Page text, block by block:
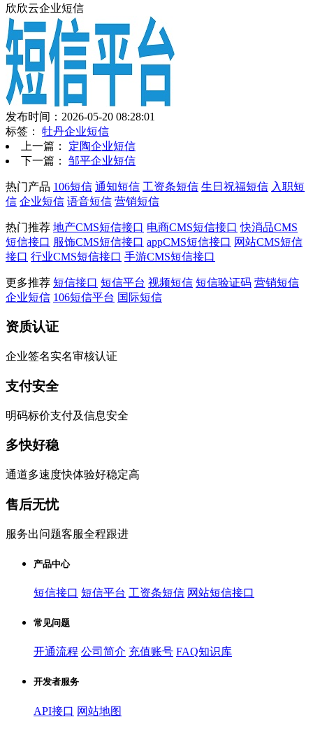
欣欣云企业短信
发布时间：2026-05-20 08:28:01
标签： 牡丹企业短信
上一篇： 定陶企业短信
下一篇： 邹平企业短信
热门产品 106短信 通知短信 工资条短信 生日祝福短信 入职短
信 企业短信 语音短信 营销短信
热门推荐 地产CMS短信接口 电商CMS短信接口 快消品CMS
短信接口 服饰CMS短信接口 appCMS短信接口 网站CMS短信
接口 行业CMS短信接口 手游CMS短信接口
更多推荐 短信接口 短信平台 视频短信 短信验证码 营销短信
企业短信 106短信平台 国际短信
资质认证
企业签名实名审核认证
支付安全
明码标价支付及信息安全
多快好稳
通道多速度快体验好稳定高
售后无忧
服务出问题客服全程跟进
产品中心
短信接口 短信平台 工资条短信 网站短信接口
常见问题
开通流程 公司简介 充值账号 FAQ知识库
开发者服务
API接口 网站地图